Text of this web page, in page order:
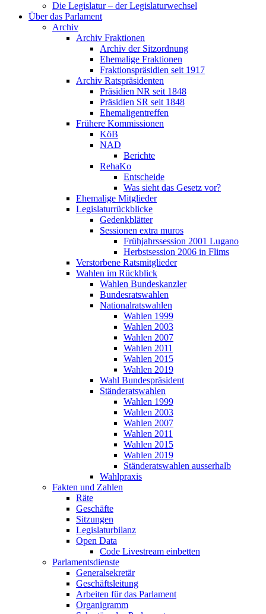
Die Legislatur – der Legislaturwechsel
Über das Parlament
Archiv
Archiv Fraktionen
Archiv der Sitzordnung
Ehemalige Fraktionen
Fraktionspräsidien seit 1917
Archiv Ratspräsidenten
Präsidien NR seit 1848
Präsidien SR seit 1848
Ehemaligentreffen
Frühere Kommissionen
KöB
NAD
Berichte
RehaKo
Entscheide
Was sieht das Gesetz vor?
Ehemalige Mitglieder
Legislaturrückblicke
Gedenkblätter
Sessionen extra muros
Frühjahrssession 2001 Lugano
Herbstsession 2006 in Flims
Verstorbene Ratsmitglieder
Wahlen im Rückblick
Wahlen Bundeskanzler
Bundesratswahlen
Nationalratswahlen
Wahlen 1999
Wahlen 2003
Wahlen 2007
Wahlen 2011
Wahlen 2015
Wahlen 2019
Wahl Bundespräsident
Ständeratswahlen
Wahlen 1999
Wahlen 2003
Wahlen 2007
Wahlen 2011
Wahlen 2015
Wahlen 2019
Ständeratswahlen ausserhalb
Wahlpraxis
Fakten und Zahlen
Räte
Geschäfte
Sitzungen
Legislaturbilanz
Open Data
Code Livestream einbetten
Parlamentsdienste
Generalsekretär
Geschäftsleitung
Arbeiten für das Parlament
Organigramm